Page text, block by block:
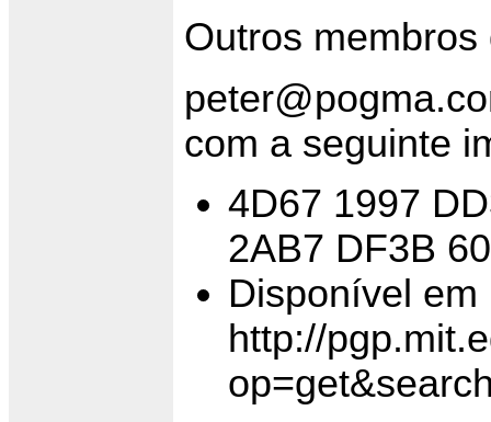
Outros
com a seguinte
4D67 1997
2AB7 DF3B
Disponível em
http://